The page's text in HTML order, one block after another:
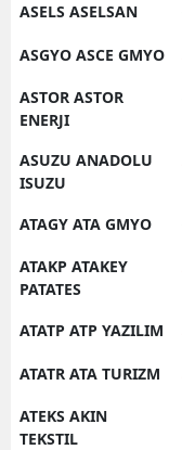
ASELS ASELSAN
ASGYO ASCE GMYO
ASTOR ASTOR
ENERJI
ASUZU ANADOLU
ISUZU
ATAGY ATA GMYO
ATAKP ATAKEY
PATATES
ATATP ATP YAZILIM
ATATR ATA TURIZM
ATEKS AKIN
TEKSTIL